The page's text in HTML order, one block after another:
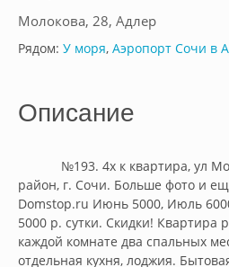
Молокова, 28, Адлер
Рядом: У моря, Аэропорт Сочи в
Описание
район, г. Сочи. Больше фото и
Domstop.ru Июнь 5000, Июль
5000 р. сутки. Скидки! Квартира
каждой комнате два спальных
отдельная кухня, лоджия.